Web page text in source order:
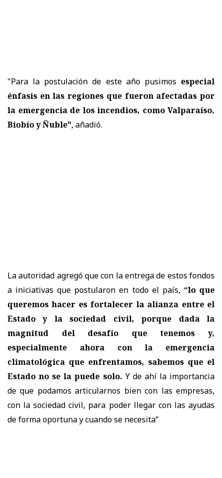
"Para la postulación de este año pusimos especial
énfasis en las regiones que fueron afectadas por
la emergencia de los incendios, como Valparaíso,
Biobío y Ñuble", añadió.
La autoridad agregó que con la entrega de estos fondos
a iniciativas que postularon en todo el país, “lo que
queremos hacer es fortalecer la alianza entre el
Estado y la sociedad civil, porque dada la
magnitud del desafío que tenemos y,
especialmente ahora con la emergencia
climatológica que enfrentamos, sabemos que el
Estado no se la puede solo. Y de ahí la importancia
de que podamos articularnos bien con las empresas,
con la sociedad civil, para poder llegar con las ayudas
de forma oportuna y cuando se necesita”